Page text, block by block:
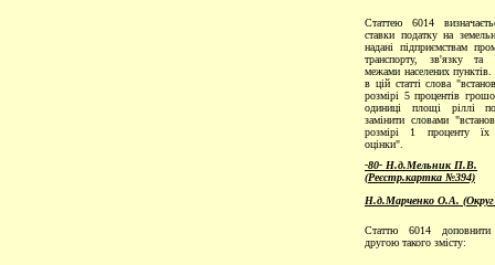
Статтею 6014
ставки податку на
надані підприємствам
транспорту, зв'язку
межами населених
в цій статті слова
розмірі 5 процентів
одиниці площі ріллі
замінити словами
розмірі 1 проценту їх
оцінки".
-80- Н.д.Мельник П.В.
(Реєстр.картка №394)
Н.д.Марченко О.А.
Статтю 6014 доповнити
другою такого змісту: